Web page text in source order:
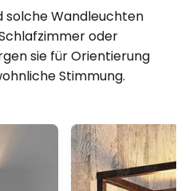
solche Wandleuchten
oder
sie für Orientierung
Stimmung.